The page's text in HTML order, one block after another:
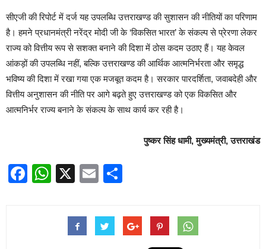
सीएजी की रिपोर्ट में दर्ज यह उपलब्धि उत्तराखण्ड की सुशासन की नीतियों का परिणाम
है। हमने प्रधानमंत्री नरेंद्र मोदी जी के ‘विकसित भारत’ के संकल्प से प्रेरणा लेकर
राज्य को वित्तीय रूप से सशक्त बनाने की दिशा में ठोस कदम उठाए हैं। यह केवल
आंकड़ों की उपलब्धि नहीं, बल्कि उत्तराखण्ड की आर्थिक आत्मनिर्भरता और समृद्ध
भविष्य की दिशा में रखा गया एक मजबूत कदम है। सरकार पारदर्शिता, जवाबदेही और
वित्तीय अनुशासन की नीति पर आगे बढ़ते हुए उत्तराखण्ड को एक विकसित और
आत्मनिर्भर राज्य बनाने के संकल्प के साथ कार्य कर रही है।
पुष्कर सिंह धामी, मुख्यमंत्री, उत्तराखंड
Facebook
WhatsApp
X Email